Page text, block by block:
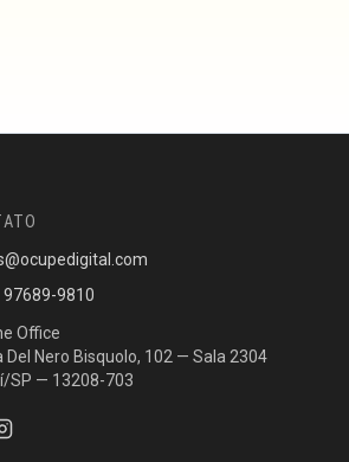
97689-9810
Office
Del Nero Bisquolo, 102 — Sala 2304
SP — 13208-703